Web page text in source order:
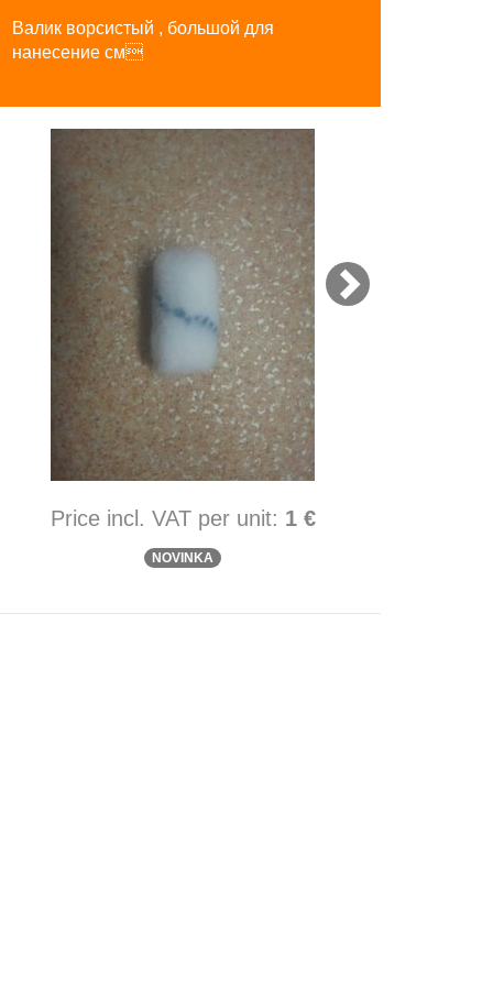
Валик ворсистый , большой для
нанесение см
Price incl. VAT per unit: 1 €
NOVINKA